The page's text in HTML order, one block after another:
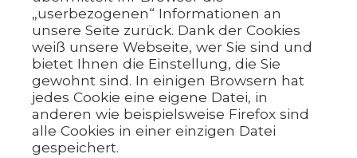
„userbezogenen“ Informationen an
unsere Seite zurück. Dank der Cookies
weiß unsere Webseite, wer Sie sind und
bietet Ihnen die Einstellung, die Sie
gewohnt sind. In einigen Browsern hat
jedes Cookie eine eigene Datei, in
anderen wie beispielsweise Firefox sind
alle Cookies in einer einzigen Datei
gespeichert.